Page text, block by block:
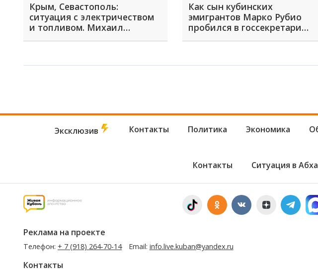
Крым, Севастополь:
ситуация с электричеством
и топливом. Михаил
Развозжаев объяснил,
Как сын кубинских
эмигрантов Марко Рубио
пробился в госсекретари
США. Рассказываем о
Америки
Эксклюзив Контакты Политика Экономика
Контакты Ситуация в
Реклама на проекте
Телефон: + 7 (918) 264-70-14 Email: info.live.kuban@yandex.ru
Контакты